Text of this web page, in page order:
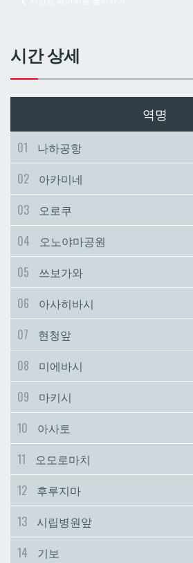
아사토
시립병원앞
이시미네
아사토
시립병원앞
이시미네
시간 상세
역명
01
나하공항
02
아카미네
03
오로쿠
04
오노야마공원
05
쓰보가와
06
아사히바시
07
현청앞
08
미에바시
09
마키시
10
아사토
11
오모로마치
12
후루지마
13
시립병원앞
14
기보